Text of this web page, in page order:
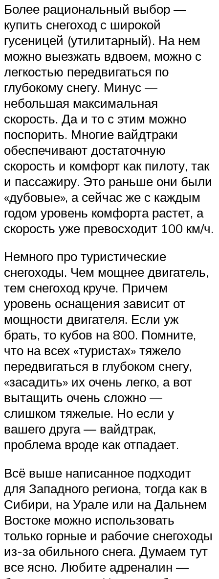
Более рациональный выбор —
купить снегоход с широкой
гусеницей (утилитарный). На нем
можно выезжать вдвоем, можно с
легкостью передвигаться по
глубокому снегу. Минус —
небольшая максимальная
скорость. Да и то с этим можно
поспорить. Многие вайдтраки
обеспечивают достаточную
скорость и комфорт как пилоту, так
и пассажиру. Это раньше они были
«дубовые», а сейчас же с каждым
годом уровень комфорта растет, а
скорость уже превосходит 100 км/ч.
Немного про туристические
снегоходы. Чем мощнее двигатель,
тем снегоход круче. Причем
уровень оснащения зависит от
мощности двигателя. Если уж
брать, то кубов на 800. Помните,
что на всех «туристах» тяжело
передвигаться в глубоком снегу,
«засадить» их очень легко, а вот
вытащить очень сложно —
слишком тяжелые. Но если у
вашего друга — вайдтрак,
проблема вроде как отпадает.
Всё выше написанное подходит
для Западного региона, тогда как в
Сибири, на Урале или на Дальнем
Востоке можно использовать
только горные и рабочие снегоходы
из-за обильного снега. Думаем тут
все ясно. Любите адреналин —